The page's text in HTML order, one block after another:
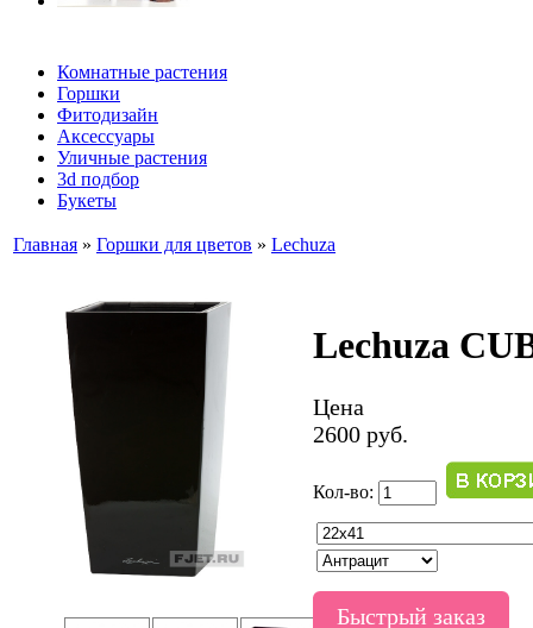
Комнатные растения
Горшки
Фитодизайн
Аксессуары
Уличные растения
3d подбор
Букеты
Главная » Горшки для цветов » Lechuza
Lechuza
Цена
2600 руб.
Кол-во:
Быстрый заказ